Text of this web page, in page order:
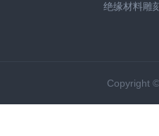
绝缘材料雕
Copyright